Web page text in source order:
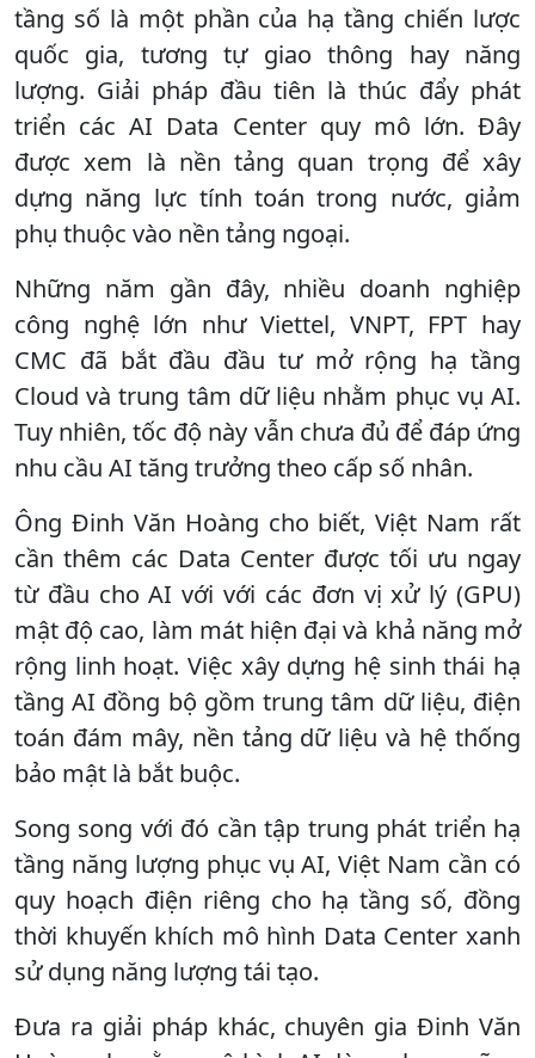
tầng số là một phần của hạ tầng chiến lược
quốc gia, tương tự giao thông hay năng
lượng. Giải pháp đầu tiên là thúc đẩy phát
triển các AI Data Center quy mô lớn. Đây
được xem là nền tảng quan trọng để xây
dựng năng lực tính toán trong nước, giảm
phụ thuộc vào nền tảng ngoại.
Những năm gần đây, nhiều doanh nghiệp
công nghệ lớn như Viettel, VNPT, FPT hay
CMC đã bắt đầu đầu tư mở rộng hạ tầng
Cloud và trung tâm dữ liệu nhằm phục vụ AI.
Tuy nhiên, tốc độ này vẫn chưa đủ để đáp ứng
nhu cầu AI tăng trưởng theo cấp số nhân.
Ông Đinh Văn Hoàng cho biết, Việt Nam rất
cần thêm các Data Center được tối ưu ngay
từ đầu cho AI với với các đơn vị xử lý (GPU)
mật độ cao, làm mát hiện đại và khả năng mở
rộng linh hoạt. Việc xây dựng hệ sinh thái hạ
tầng AI đồng bộ gồm trung tâm dữ liệu, điện
toán đám mây, nền tảng dữ liệu và hệ thống
bảo mật là bắt buộc.
Song song với đó cần tập trung phát triển hạ
tầng năng lượng phục vụ AI, Việt Nam cần có
quy hoạch điện riêng cho hạ tầng số, đồng
thời khuyến khích mô hình Data Center xanh
sử dụng năng lượng tái tạo.
Đưa ra giải pháp khác, chuyên gia Đinh Văn